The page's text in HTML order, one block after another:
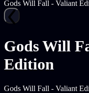
Gods Will Fall - Valiant
Gods Will
Edition
Gods Will Fall - Valiant